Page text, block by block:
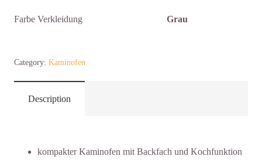
Farbe Verkleidung Grau
La
Nordica
"Gemma
Category: Kaminofen
Description
kompakter Kaminofen mit Backfach und Kochfunktion